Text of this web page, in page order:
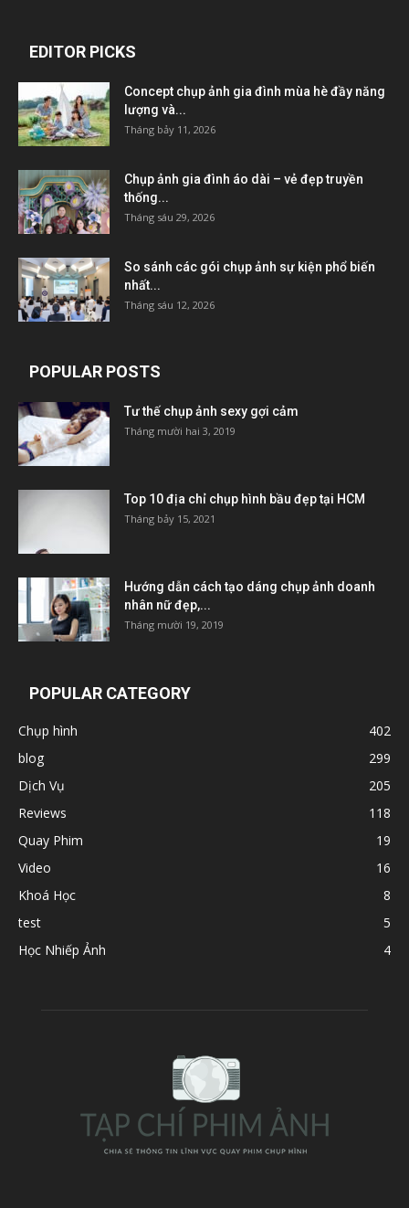
EDITOR PICKS
Concept chụp ảnh gia đình mùa hè đầy năng
lượng và...
Tháng bảy 11, 2026
Chụp ảnh gia đình áo dài – vẻ đẹp truyền
thống...
Tháng sáu 29, 2026
So sánh các gói chụp ảnh sự kiện phổ biến
nhất...
Tháng sáu 12, 2026
POPULAR POSTS
Tư thế chụp ảnh sexy gợi cảm
Tháng mười hai 3, 2019
Top 10 địa chỉ chụp hình bầu đẹp tại HCM
Tháng bảy 15, 2021
Hướng dẫn cách tạo dáng chụp ảnh doanh
nhân nữ đẹp,...
Tháng mười 19, 2019
POPULAR CATEGORY
Chụp hình
402
blog
299
Dịch Vụ
205
Reviews
118
Quay Phim
19
Video
16
Khoá Học
8
test
5
Học Nhiếp Ảnh
4